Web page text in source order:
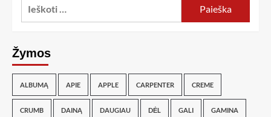
Žymos
ALBUMĄ APIE APPLE CARPENTER CREME
CRUMB DAINĄ DAUGIAU DĖL GALI GAMINA